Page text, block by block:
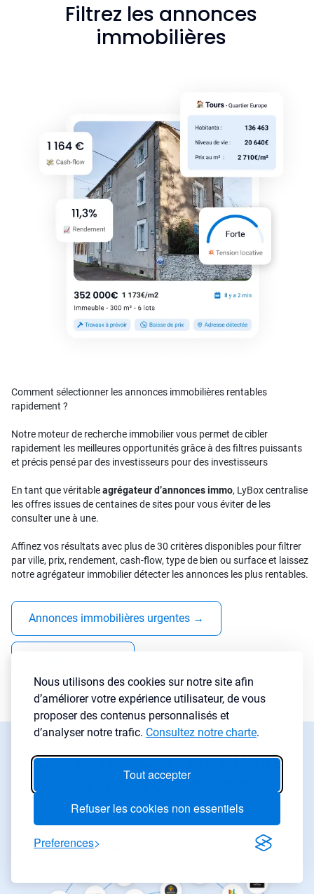
Nous utilisons des cookies sur notre site afin
d’améliorer votre expérience utilisateur, de vous
proposer des contenus personnalisés et
d’analyser notre trafic. Consultez notre charte.
Tout accepter
Refuser les cookies non essentiels
Preferences
Filtrez les annonces
immobilières
Comment sélectionner les annonces immobilières rentables
rapidement ?
Notre moteur de recherche immobilier vous permet de cibler
rapidement les meilleures opportunités grâce à des filtres puissants
et précis pensé par des investisseurs pour des investisseurs
En tant que véritableagrégateur d’annonces immo, LyBox centralise
les offres issues de centaines de sites pour vous éviter de les
consulter une à une.
Affinez vos résultats avec plus de 30 critères disponibles pour filtrer
par ville, prix, rendement, cash-flow, type de bien ou surface et laissez
notre agrégateur immobilier détecter les annonces les plus rentables.
Annonces immobilières urgentes →
Trouvez des bonnes affaires
où que vous soyez